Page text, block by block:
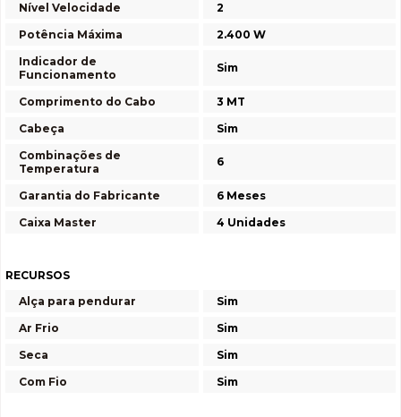
Nível Velocidade
2
Potência Máxima
2.400 W
Indicador de
Funcionamento
Sim
Comprimento do Cabo
3 MT
Cabeça
Sim
Combinações de
Temperatura
6
Garantia do Fabricante
6 Meses
Caixa Master
4 Unidades
RECURSOS
Alça para pendurar
Sim
Ar Frio
Sim
Seca
Sim
Com Fio
Sim